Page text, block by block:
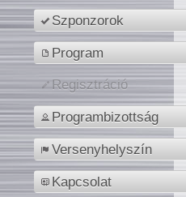
Szponzorok
Program
Regisztráció
Programbizottság
Versenyhelyszín
Kapcsolat